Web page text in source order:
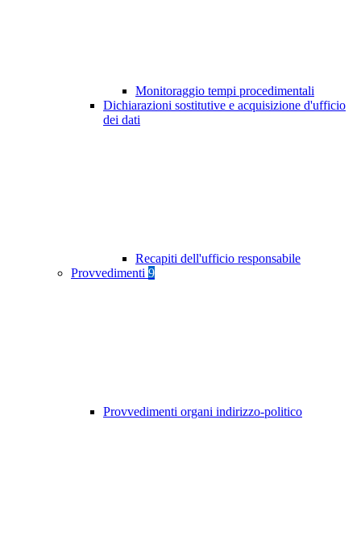
Monitoraggio tempi procedimentali
Dichiarazioni sostitutive e acquisizione d'ufficio
dei dati
Recapiti dell'ufficio responsabile
Provvedimenti 9
Provvedimenti organi indirizzo-politico